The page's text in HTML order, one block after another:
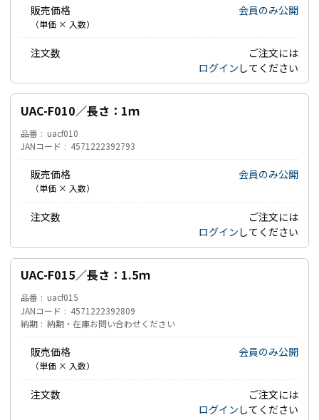
販売価格
（単価 × 入数）
会員のみ公開
注文数
ご注文には
ログイン してください
UAC-F010／長さ：1ｍ
品番
uacf010
JANコード
4571222392793
販売価格
（単価 × 入数）
会員のみ公開
注文数
ご注文には
ログイン してください
UAC-F015／長さ：1.5ｍ
品番
uacf015
JANコード
4571222392809
納期
納期・在庫お問い合わせください
販売価格
（単価 × 入数）
会員のみ公開
注文数
ご注文には
ログイン してください